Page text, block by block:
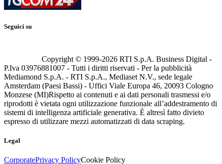
Seguici su
Copyright © 1999-2026 RTI S.p.A. Business Digital -
P.Iva 03976881007 - Tutti i diritti riservati - Per la pubblicità
Mediamond S.p.A. - RTI S.p.A., Mediaset N.V., sede legale
Amsterdam (Paesi Bassi) - Uffici Viale Europa 46, 20093 Cologno
Monzese (MI)Rispetto ai contenuti e ai dati personali trasmessi e/o
riprodotti è vietata ogni utilizzazione funzionale all’addestramento di
sistemi di intelligenza artificiale generativa. È altresì fatto divieto
espresso di utilizzare mezzi automatizzati di data scraping.
Legal
CorporatePrivacy PolicyCookie Policy